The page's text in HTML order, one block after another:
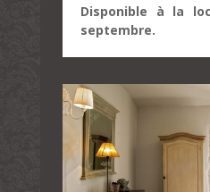
Disponible à la
septembre.